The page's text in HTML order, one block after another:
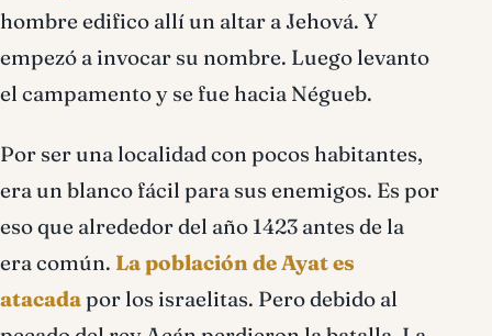
hombre edifico allí un altar a Jehová. Y
empezó a invocar su nombre. Luego levanto
el campamento y se fue hacia Négueb.
Por ser una localidad con pocos habitantes,
era un blanco fácil para sus enemigos. Es por
eso que alrededor del año 1423 antes de la
era común. La población de Ayat es
atacadapor los israelitas. Pero debido al